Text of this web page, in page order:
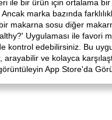
ile bir ürün için ortalama
marka bazında
makarna sosu diğer
Uygulaması ile favori
kontrol edebilirsiniz. Bu
arayabilir ve kolayca
App Store'da